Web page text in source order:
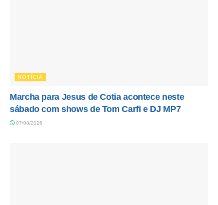
NOTÍCIA
Marcha para Jesus de Cotia acontece neste
sábado com shows de Tom Carfi e DJ MP7
07/08/2026